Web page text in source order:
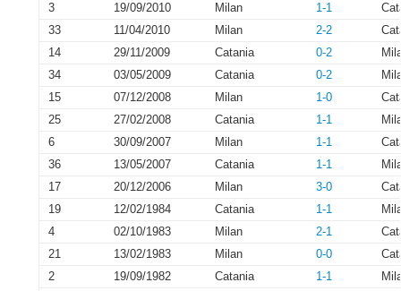
3
19/09/2010 Milan 1-1
33
11/04/2010 Milan 2-2
14
29/11/2009 Catania 0-2
34
03/05/2009 Catania 0-2
15
07/12/2008 Milan 1-0
25
27/02/2008 Catania 1-1
6
30/09/2007 Milan 1-1
36
13/05/2007 Catania 1-1
17
20/12/2006 Milan 3-0
19
12/02/1984 Catania 1-1
4
02/10/1983 Milan 2-1
21
13/02/1983 Milan 0-0
2
19/09/1982 Catania 1-1